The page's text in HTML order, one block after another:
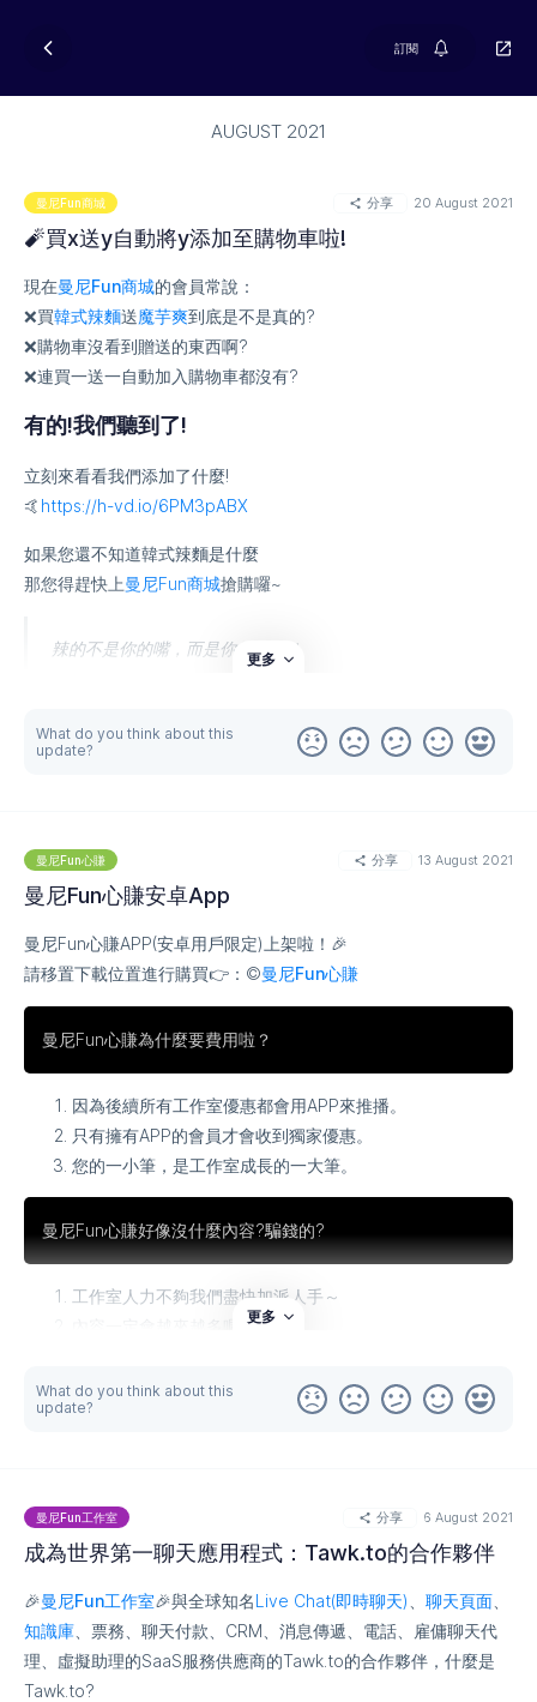
訂閱
AUGUST 2021
曼尼Fun商城 分享 20 August 2021
🧨買x送y自動將y添加至購物車啦!
現在曼尼Fun商城的會員常說：
❌買韓式辣麵送魔芋爽到底是不是真的?
❌購物車沒看到贈送的東西啊?
❌連買一送一自動加入購物車都沒有?
有的!我們聽到了!
立刻來看看我們添加了什麼!
🤙 https://h-vd.io/6PM3pABX
如果您還不知道韓式辣麵是什麼
那您得趕快上曼尼Fun商城搶購囉~
辣的不是你的嘴，而是你的靈魂！
更多
What do you think about this
update?
曼尼Fun心賺 分享 13 August 2021
曼尼Fun心賺安卓App
曼尼Fun心賺APP(安卓用戶限定)上架啦！🎉
請移置下載位置進行購買👉：©曼尼Fun心賺
曼尼Fun心賺為什麼要費用啦？
因為後續所有工作室優惠都會用APP來推播。
只有擁有APP的會員才會收到獨家優惠。
您的一小筆，是工作室成長的一大筆。
曼尼Fun心賺好像沒什麼內容?騙錢的?
工作室人力不夠我們盡快加派人手～
內容一定會越來越多喔～
總之
所以別計較了
💜💚🧡💖💛🤎🤍
阿或者想贊助曼尼Fun工作室
請用力點下面紅色按鈕👇
更多
What do you think about this
update?
曼尼Fun工作室 分享 6 August 2021
成為世界第一聊天應用程式：Tawk.to的合作夥伴
🎉曼尼Fun工作室🎉與全球知名Live Chat(即時聊天) 聊天頁面
知識庫 、票務、聊天付款、CRM、消息傳遞、電話、雇傭聊天代
理、虛擬助理的SaaS服務供應商的Tawk.to的合作夥伴，什麼是
Tawk.to?